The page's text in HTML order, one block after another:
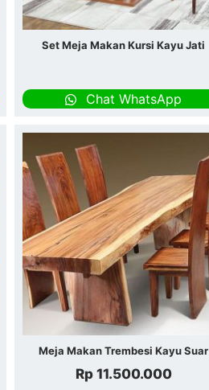
Set Meja Makan Kursi Kayu Jati
Chat WhatsApp
Meja Makan Trembesi Kayu Suar
Rp11.500.000